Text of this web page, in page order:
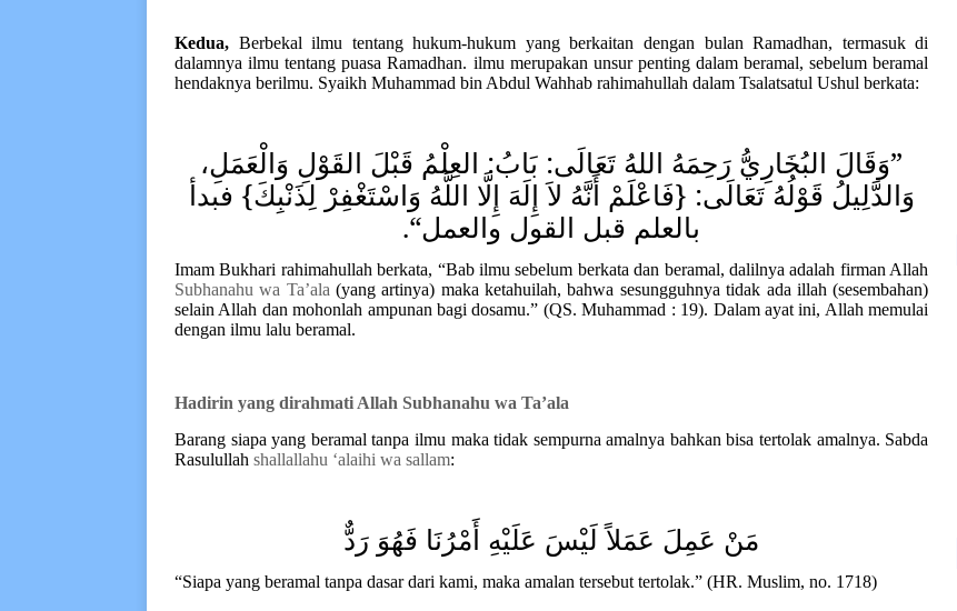
Kedua, Berbekal ilmu tentang hukum-hukum yang berkaitan dengan bulan Ramadhan, termasuk di
dalamnya ilmu tentang puasa Ramadhan. ilmu merupakan unsur penting dalam beramal, sebelum beramal
hendaknya berilmu. Syaikh Muhammad bin Abdul Wahhab rahimahullah dalam Tsalatsatul Ushul berkata:
”وَقَالَ البُخَارِيُّ رَحِمَهُ اللهُ تَعَالَى: بَابُ: العِلْمُ قَبْلَ القَوْلِ وَالْعَمَلِ،
وَالدَّلِيلُ قَوْلُهُ تَعَالَى: {فَاعْلَمْ أَنَّهُ لاَ إِلَهَ إِلَّا اللَّهُ وَاسْتَغْفِرْ لِذَنْبِكَ} فبدأ
بالعلم قبل القول والعمل“.
Imam Bukhari rahimahullah berkata, “Bab ilmu sebelum berkata dan beramal, dalilnya adalah firman Allah
Subhanahu wa Ta’ala (yang artinya) maka ketahuilah, bahwa sesungguhnya tidak ada illah (sesembahan)
selain Allah dan mohonlah ampunan bagi dosamu.” (QS. Muhammad : 19). Dalam ayat ini, Allah memulai
dengan ilmu lalu beramal.
Hadirin yang dirahmati Allah Subhanahu wa Ta’ala
Barang siapa yang beramal tanpa ilmu maka tidak sempurna amalnya bahkan bisa tertolak amalnya. Sabda
Rasulullah shallallahu ‘alaihi wa sallam:
مَنْ عَمِلَ عَمَلاً لَيْسَ عَلَيْهِ أَمْرُنَا فَهُوَ رَدٌّ
“Siapa yang beramal tanpa dasar dari kami, maka amalan tersebut tertolak.” (HR. Muslim, no. 1718)